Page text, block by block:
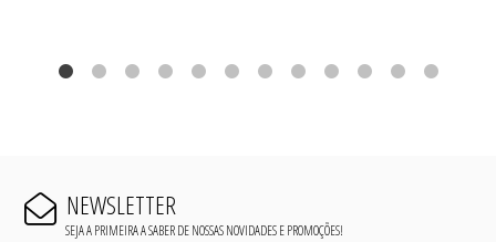
NEWSLETTER
SEJA A PRIMEIRA A SABER DE NOSSAS NOVIDADES E PROMOÇÕES!